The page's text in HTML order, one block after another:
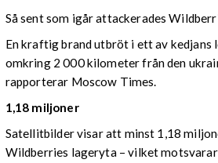
Så sent som igår attackerades
En kraftig brand utbröt i ett av
omkring 2 000 kilometer från den
rapporterar Moscow Times.
1,18 miljoner
Satellitbilder visar att minst 1,18
Wildberries lageryta – vilket